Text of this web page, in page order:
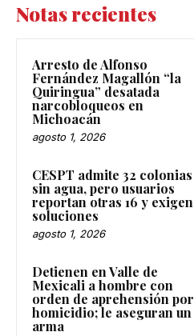
Notas recientes
Arresto de Alfonso
Fernández Magallón “la
Quiringua” desatada
narcobloqueos en
Michoacán
agosto 1, 2026
CESPT admite 32 colonias
sin agua, pero usuarios
reportan otras 16 y exigen
soluciones
agosto 1, 2026
Detienen en Valle de
Mexicali a hombre con
orden de aprehensión por
homicidio; le aseguran un
arma